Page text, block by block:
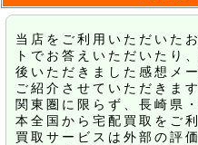
当店をご利用いただいた
トでお答えいただいたり
後いただきました感想メ
ご紹介させていただきます
関東圏に限らず、長崎県
本全国から宅配買取をご
買取サービスは外部の評